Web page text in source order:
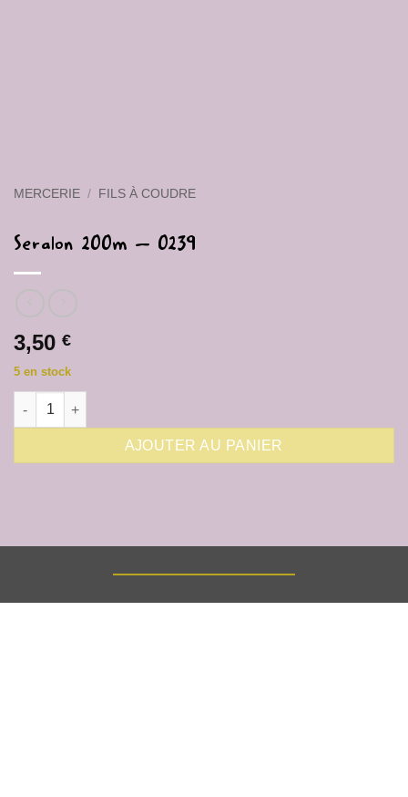
MERCERIE / FILS À COUDRE
Seralon 200m – 0239
3,50 €
5 en stock
quantité de Seralon 200m - 0239
AJOUTER AU PANIER